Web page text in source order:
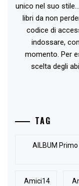
unico nel suo
libri da non
codice di
indossare,
momento. Per
scelta degli
TAG
AlLBUM Primo
Amici14